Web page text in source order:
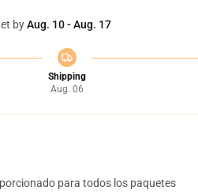
byAug. 10 - Aug. 17
Shipping
Aug. 06
para todos los paquetes